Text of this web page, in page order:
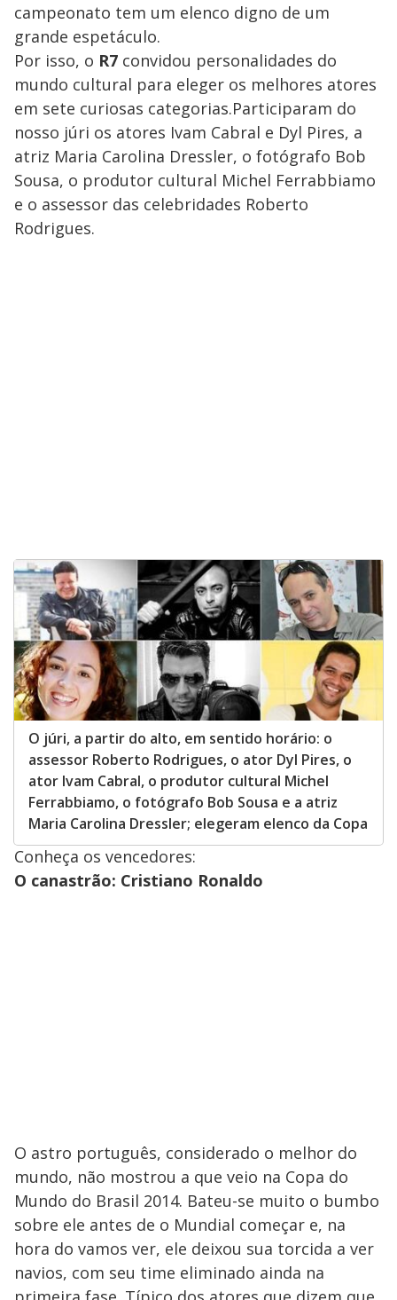
campeonato tem um elenco digno de um
grande espetáculo.
Por isso, o R7 convidou personalidades do
mundo cultural para eleger os melhores atores
em sete curiosas categorias.Participaram do
nosso júri os atores Ivam Cabral e Dyl Pires, a
atriz Maria Carolina Dressler, o fotógrafo Bob
Sousa, o produtor cultural Michel Ferrabbiamo
e o assessor das celebridades Roberto
Rodrigues.
O júri, a partir do alto, em sentido horário: o
assessor Roberto Rodrigues, o ator Dyl Pires, o
ator Ivam Cabral, o produtor cultural Michel
Ferrabbiamo, o fotógrafo Bob Sousa e a atriz
Maria Carolina Dressler; elegeram elenco da Copa
Conheça os vencedores:
O canastrão: Cristiano Ronaldo
O astro português, considerado o melhor do
mundo, não mostrou a que veio na Copa do
Mundo do Brasil 2014. Bateu-se muito o bumbo
sobre ele antes de o Mundial começar e, na
hora do vamos ver, ele deixou sua torcida a ver
navios, com seu time eliminado ainda na